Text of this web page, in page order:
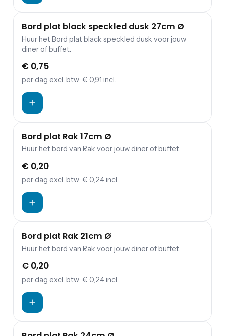
Bord plat black speckled dusk 27cm Ø
Huur het Bord plat black speckled dusk voor jouw
diner of buffet.
€ 0,75
per dag excl. btw· € 0,91 incl.
Bord plat Rak 17cm Ø
Huur het bord van Rak voor jouw diner of buffet.
€ 0,20
per dag excl. btw· € 0,24 incl.
Bord plat Rak 21cm Ø
Huur het bord van Rak voor jouw diner of buffet.
€ 0,20
per dag excl. btw· € 0,24 incl.